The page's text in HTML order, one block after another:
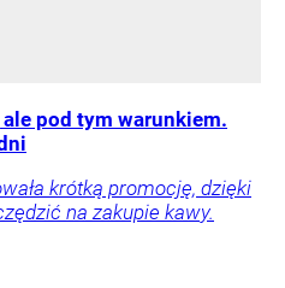
pod tym warunkiem.
krótką promocję, dzięki
na zakupie kawy.